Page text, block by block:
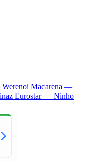
Macarena —
Eurostar — Ninho